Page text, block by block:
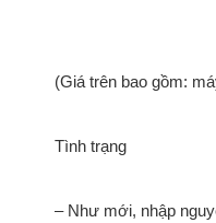
(Giá trên bao gồm:
Tình trạng
– Như mới, nhập